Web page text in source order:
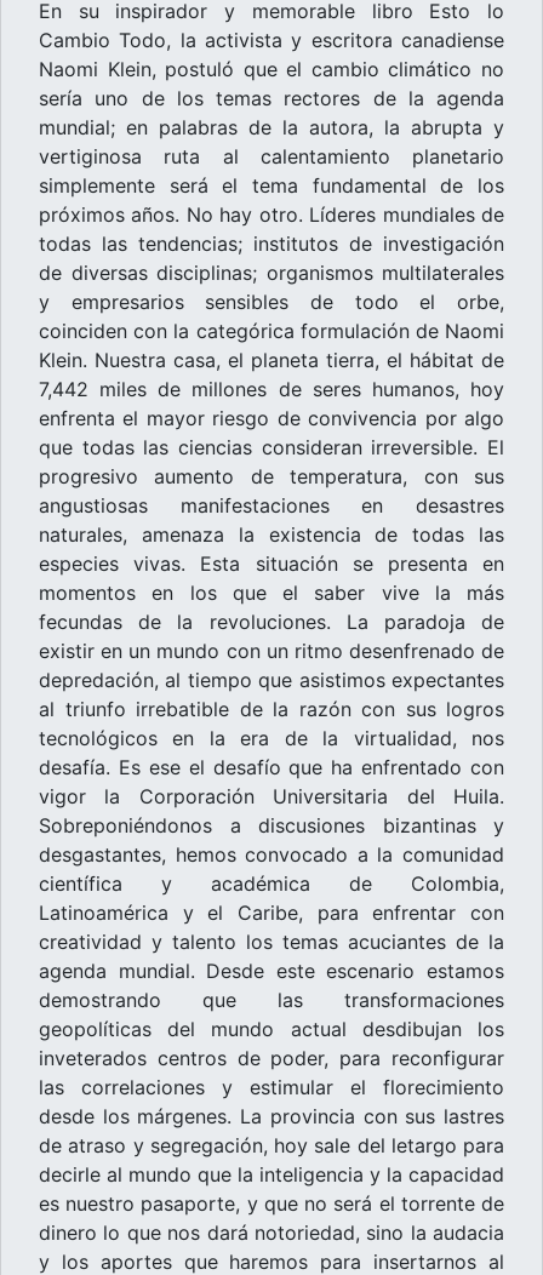
En su inspirador y memorable libro Esto lo
Cambio Todo, la activista y escritora canadiense
Naomi Klein, postuló que el cambio climático no
sería uno de los temas rectores de la agenda
mundial; en palabras de la autora, la abrupta y
vertiginosa ruta al calentamiento planetario
simplemente será el tema fundamental de los
próximos años. No hay otro. Líderes mundiales de
todas las tendencias; institutos de investigación
de diversas disciplinas; organismos multilaterales
y empresarios sensibles de todo el orbe,
coinciden con la categórica formulación de Naomi
Klein. Nuestra casa, el planeta tierra, el hábitat de
7,442 miles de millones de seres humanos, hoy
enfrenta el mayor riesgo de convivencia por algo
que todas las ciencias consideran irreversible. El
progresivo aumento de temperatura, con sus
angustiosas manifestaciones en desastres
naturales, amenaza la existencia de todas las
especies vivas. Esta situación se presenta en
momentos en los que el saber vive la más
fecundas de la revoluciones. La paradoja de
existir en un mundo con un ritmo desenfrenado de
depredación, al tiempo que asistimos expectantes
al triunfo irrebatible de la razón con sus logros
tecnológicos en la era de la virtualidad, nos
desafía. Es ese el desafío que ha enfrentado con
vigor la Corporación Universitaria del Huila.
Sobreponiéndonos a discusiones bizantinas y
desgastantes, hemos convocado a la comunidad
científica y académica de Colombia,
Latinoamérica y el Caribe, para enfrentar con
creatividad y talento los temas acuciantes de la
agenda mundial. Desde este escenario estamos
demostrando que las transformaciones
geopolíticas del mundo actual desdibujan los
inveterados centros de poder, para reconfigurar
las correlaciones y estimular el florecimiento
desde los márgenes. La provincia con sus lastres
de atraso y segregación, hoy sale del letargo para
decirle al mundo que la inteligencia y la capacidad
es nuestro pasaporte, y que no será el torrente de
dinero lo que nos dará notoriedad, sino la audacia
y los aportes que haremos para insertarnos al